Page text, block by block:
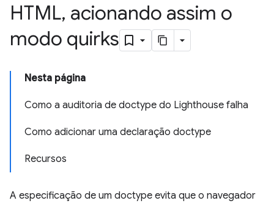
HTML, acionando assim o
modo quirks
Nesta página
Como a auditoria de doctype do Lighthouse falha
Como adicionar uma declaração doctype
Recursos
A especificação de um doctype evita que o navegador